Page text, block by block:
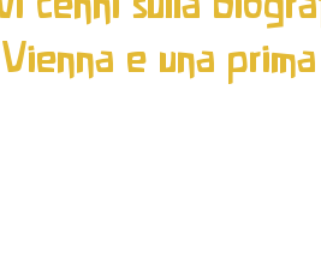
SOCIALE ARTICOLI G. T.
e una